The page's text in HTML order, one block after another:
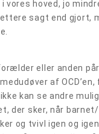
vores hoved, jo
sagt end gjort,
eller anden
af OCD’en,
kan se andre
der sker, når
og tvivl igen og